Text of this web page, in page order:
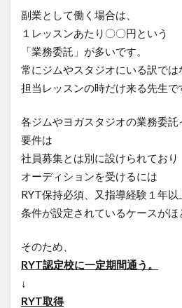
副業として働く場合は、
１レッスンあたり〇〇円という
「業務委託」が多いです。
常にジムやスタジオにいる訳では
担当レッスンの時だけ来る先生で
各ジムやヨガスタジオの業務委
要件は
社員募集とは別に設けられており
オーディションを受けるには
RYT保持必須、又指導経験１年以
条件が設定されているケースがほ
そのため、
RYT認定校に一定期間通う。
↓
RYT取得